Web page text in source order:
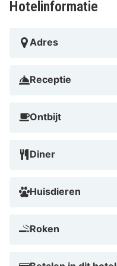
Hotelinformatie
Adres
Receptie
Ontbijt
Diner
Huisdieren
Roken